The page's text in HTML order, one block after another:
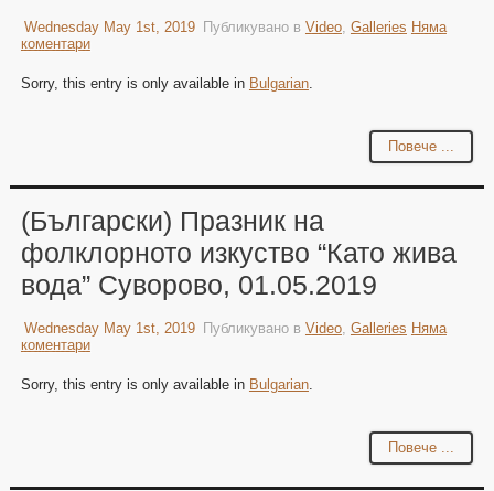
Wednesday May 1st, 2019 Публикувано в Video, Galleries Няма
коментари
Sorry, this entry is only available in Bulgarian.
Повече ...
(Български) Празник на
фолклорното изкуство “Като жива
вода” Суворово, 01.05.2019
Wednesday May 1st, 2019 Публикувано в Video, Galleries Няма
коментари
Sorry, this entry is only available in Bulgarian.
Повече ...